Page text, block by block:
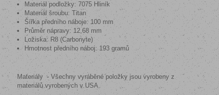
Materiál podložky: 7075 Hliník
Materiál šroubu: Titan
Šířka předního náboje: 100 mm
Průměr nápravy: 12,68 mm
Ložiska: R8 (Carbonyte)
Hmotnost předního náboj: 193 gramů
Materiály - Všechny vyráběné položky jsou vyrobeny z
materiálů vyrobených v USA.